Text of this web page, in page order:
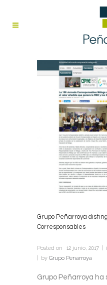
Grupo Peñarroya
Corresponsables
Posted on 12 junio, 2017
by Grupo Penarroya
Grupo Peñarroya ha